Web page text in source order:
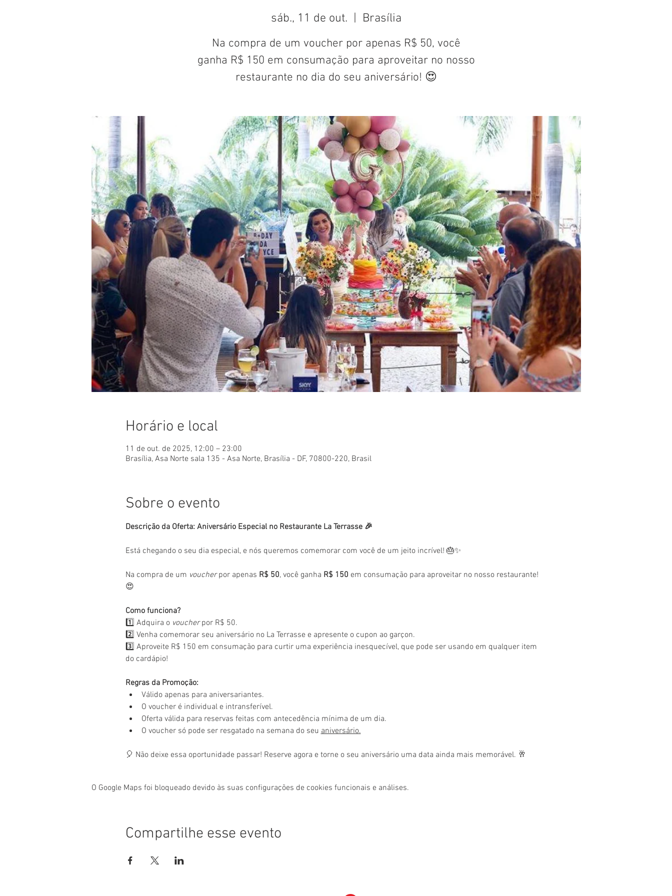
sáb., 11 de out.
Brasília
Na compra de um voucher por apenas R$ 50, você
ganha R$ 150 em consumação para aproveitar no nosso
restaurante no dia do seu aniversário! 😍
Horário e local
11 de out. de 2025, 12:00 – 23:00
Brasília, Asa Norte sala 135 - Asa Norte, Brasília - DF, 70800-220, Brasil
Sobre o evento
Descrição da Oferta: Aniversário Especial no Restaurante La Terrasse 🎉
Está chegando o seu dia especial, e nós queremos comemorar com você de um jeito incrível! 🎂✨
Na compra de um voucher por apenas R$ 50, você ganha R$ 150 em consumação para aproveitar no nosso restaurante!
😍
Como funciona?
1️⃣ Adquira o voucher por R$ 50.
2️⃣ Venha comemorar seu aniversário no La Terrasse e apresente o cupon ao garçon.
3️⃣ Aproveite R$ 150 em consumação para curtir uma experiência inesquecível, que pode ser usando em qualquer item
do cardápio!
Regras da Promoção:
Válido apenas para aniversariantes.
O voucher é individual e intransferível.
Oferta válida para reservas feitas com antecedência mínima de um dia.
O voucher só pode ser resgatado na semana do seu aniversário.
🎈 Não deixe essa oportunidade passar! Reserve agora e torne o seu aniversário uma data ainda mais memorável. 🥂
O Google Maps foi bloqueado devido às suas configurações de cookies funcionais e análises.
Compartilhe esse evento